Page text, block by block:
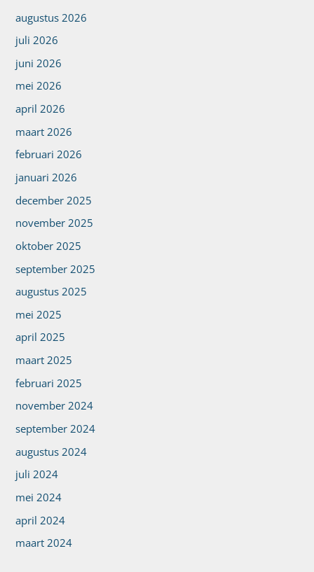
augustus 2026
juli 2026
juni 2026
mei 2026
april 2026
maart 2026
februari 2026
januari 2026
december 2025
november 2025
oktober 2025
september 2025
augustus 2025
mei 2025
april 2025
maart 2025
februari 2025
november 2024
september 2024
augustus 2024
juli 2024
mei 2024
april 2024
maart 2024